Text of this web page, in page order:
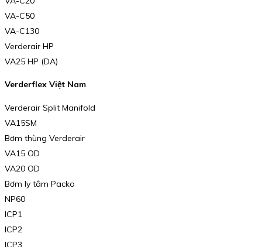
VA-C50
VA-C130
Verderair HP
VA25 HP (DA)
Verderflex Việt Nam
Verderair Split Manifold
VA15SM
Bơm thùng Verderair
VA15 OD
VA20 OD
Bơm ly tâm Packo
NP60
ICP1
ICP2
ICP3